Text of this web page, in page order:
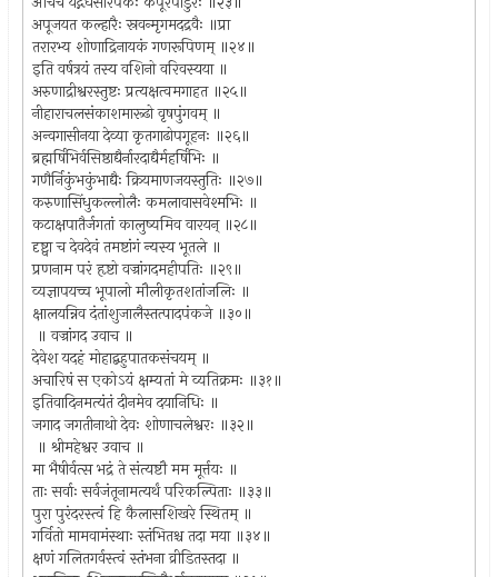
अपूजयत कल्हारैः स्रवन्मृगमदद्रवैः ॥प्रा
तरारभ्य शोणाद्रिनायकं गणरूपिणम् ॥२४॥
इति वर्षत्रयं तस्य वशिनो वरिवस्यया ॥
अरुणाद्रीश्वरस्तुष्टः प्रत्यक्षत्वमगाहत ॥२५॥
नीहाराचलसंकाशमारूढो वृषपुंगवम् ॥
अन्वगासीनया देव्या कृतगाढोपगूहनः ॥२६॥
ब्रह्मर्षिभिर्वसिष्ठाद्यैर्नारदाद्यैर्महर्षिभिः ॥
गणैर्निकुंभकुंभाद्यैः क्रियमाणजयस्तुतिः ॥२७॥
करुणासिंधुकल्लोलैः कमलावासवेश्मभिः ॥
कटाक्षपातैर्जगतां कालुष्यमिव वारयन् ॥२८॥
दृष्ट्वा च देवदेवं तमष्टांगं न्यस्य भूतले ॥
प्रणनाम परं हृष्टो वज्रांगदमहीपतिः ॥२९॥
व्यज्ञापयच्च भूपालो मौलीकृतशतांजलिः ॥
क्षालयन्निव दंतांशुजालैस्तत्पादपंकजे ॥३०॥
॥ वज्रांगद उवाच ॥
देवेश यदहं मोहाद्बहुपातकसंचयम् ॥
अचारिषं स एकोऽयं क्षम्यतां मे व्यतिक्रमः ॥३१॥
इतिवादिनमत्यंतं दीनमेव दयानिधिः ॥
जगाद जगतीनाथो देवः शोणाचलेश्वरः ॥३२॥
॥ श्रीमहेश्वर उवाच ॥
मा भैषीर्वत्स भद्रं ते संत्यष्टौ मम मूर्त्तयः ॥
ताः सर्वाः सर्वजंतूनामत्यर्थं परिकल्पिताः ॥३३॥
पुरा पुरंदरस्त्वं हि कैलासशिखरे स्थितम् ॥
गर्वितो मामवामंस्थाः स्तंभितश्च तदा मया ॥३४॥
क्षणं गलितगर्वस्त्वं स्तंभना व्रीडितस्तदा ॥